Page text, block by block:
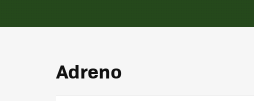
Adreno